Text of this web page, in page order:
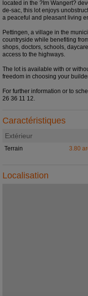
located in the ?Im Wangert?
de-sac, this lot enjoys
a peaceful and pleasant living
Pettingen, a village in the
countryside while benefiting
shops, doctors, schools,
access to the highways.
The lot is available with or
freedom in choosing your
For further information or to
26 36 11 12.
Caractéristiques
Extérieur
Terrain 3.80
Localisation